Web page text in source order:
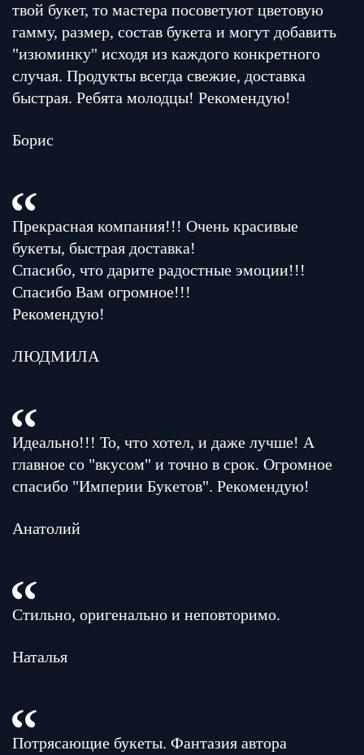
твой букет, то мастера посоветуют цветовую
гамму, размер, состав букета и могут добавить
"изюминку" исходя из каждого конкретного
случая. Продукты всегда свежие, доставка
быстрая. Ребята молодцы! Рекомендую!
Борис
Прекрасная компания!!! Очень красивые
букеты, быстрая доставка!
Спасибо, что дарите радостные эмоции!!!
Спасибо Вам огромное!!!
Рекомендую!
ЛЮДМИЛА
Идеально!!! То, что хотел, и даже лучше! А
главное со "вкусом" и точно в срок. Огромное
спасибо "Империи Букетов". Рекомендую!
Анатолий
Стильно, оригенально и неповторимо.
Наталья
Потрясающие букеты. Фантазия автора